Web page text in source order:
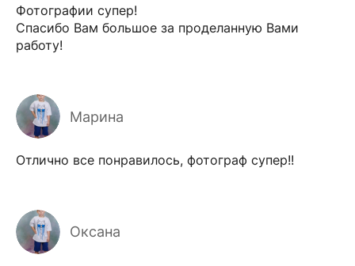
Фотографии супер!
Спасибо Вам большое за проделанную Вами
работу!
Марина
Отлично все понравилось, фотограф супер!!
Оксана